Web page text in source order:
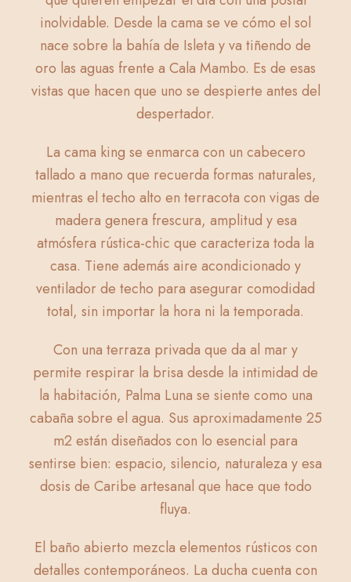
inolvidable. Desde la cama se ve cómo el sol
nace sobre la bahía de Isleta y va tiñendo de
oro las aguas frente a Cala Mambo. Es de esas
vistas que hacen que uno se despierte antes del
despertador.
La cama king se enmarca con un cabecero
tallado a mano que recuerda formas naturales,
mientras el techo alto en terracota con vigas de
madera genera frescura, amplitud y esa
atmósfera rústica-chic que caracteriza toda la
casa. Tiene además aire acondicionado y
ventilador de techo para asegurar comodidad
total, sin importar la hora ni la temporada.
Con una terraza privada que da al mar y
permite respirar la brisa desde la intimidad de
la habitación, Palma Luna se siente como una
cabaña sobre el agua. Sus aproximadamente 25
m2 están diseñados con lo esencial para
sentirse bien: espacio, silencio, naturaleza y esa
dosis de Caribe artesanal que hace que todo
fluya.
El baño abierto mezcla elementos rústicos con
detalles contemporáneos. La ducha cuenta con